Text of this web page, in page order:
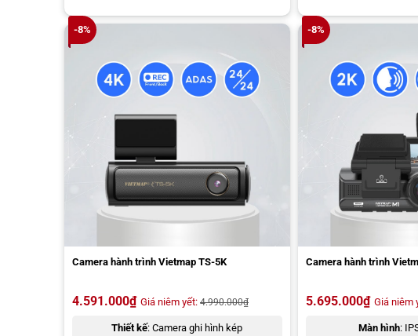
-8%
Camera hành trình Vietmap TS-5K
4.591.000₫ Giá niêm yết: 4.990.000₫
Thiết kế: Camera ghi hình kép
-8%
Camera hành trình
5.695.000₫ Giá niêm
Màn hình: